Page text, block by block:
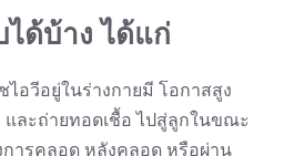
ด้บ้าง ได้แก่
ไอวีอยู่ในร่างกายมี โอกาสสูง
และถ่ายทอดเชื้อ ไปสู่ลูกในขณะ
การคลอด หลังคลอด หรือผ่าน